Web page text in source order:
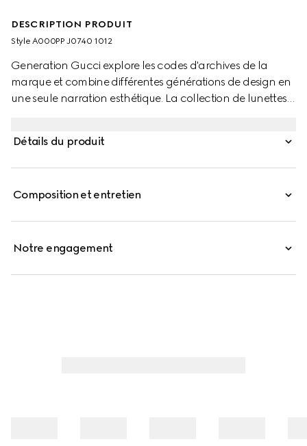
DESCRIPTION PRODUIT
Style ‎A000PP J0740 1012
Generation Gucci explore les codes d'archives de la
marque et combine différentes générations de design en
une seule narration esthétique. La collection de lunettes
Détails du produit
Composition et entretien
Notre engagement